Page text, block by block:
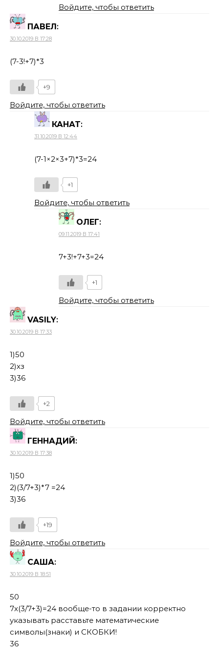
Войдите, чтобы ответить
ПАВЕЛ:
30.10.2019 В 17:28
(7-3!+7)*3
+9
Войдите, чтобы ответить
КАНАТ:
31.10.2019 В 12:44
(7-1×2×3+7)*3=24
+1
Войдите, чтобы ответить
ОЛЕГ:
09.11.2019 В 17:41
7+3!+7+3=24
+1
Войдите, чтобы ответить
VASILY:
30.10.2019 В 17:33
1)50
2)хз
3)36
+2
Войдите, чтобы ответить
ГЕННАДИЙ:
30.10.2019 В 17:38
1)50
2)(3/7+3)*7 =24
3)36
+19
Войдите, чтобы ответить
САША:
30.10.2019 В 18:51
50
7х(3/7+3)=24 вообще-то в задании корректно
указывать расставьте математические
символы(знаки) и СКОБКИ!
36